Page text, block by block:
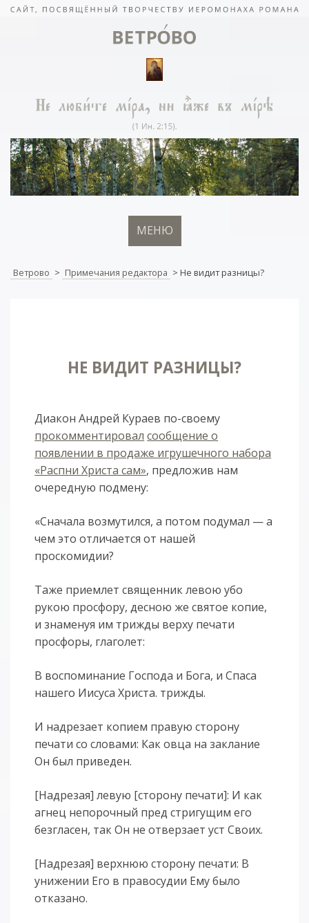
МЕНЮ
Ветрово > Примечания редактора > Не видит разницы?
НЕ ВИДИТ РАЗНИЦЫ?
Диакон Андрей Кураев по-своему
прокомментировал сообщение о
появлении в продаже игрушечного набора
«Распни Христа сам», предложив нам
очередную подмену:
«Сначала возмутился, а потом подумал — а
чем это отличается от нашей
проскомидии?
Таже приемлет священник левою убо
рукою просфору, десною же святое копие,
и знаменуя им трижды верху печати
просфоры, глаголет:
В воспоминание Господа и Бога, и Спаса
нашего Иисуса Христа. трижды.
И надрезает копием правую сторону
печати со словами: Как овца на заклание
Он был приведен.
[Надрезая] левую [сторону печати]: И как
агнец непорочный пред стригущим его
безгласен, так Он не отверзает уст Своих.
[Надрезая] верхнюю сторону печати: В
унижении Его в правосудии Ему было
отказано.